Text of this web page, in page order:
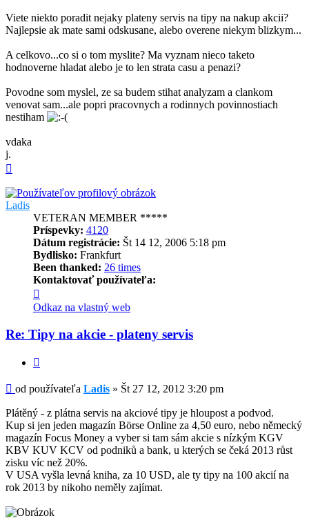
Viete niekto poradit nejaky plateny servis na tipy na nakup akcii?
Najlepsie ak mate sami odskusane, alebo overene niekym blizkym...
A celkovo...co si o tom myslite? Ma vyznam nieco taketo
hodnoverne hladat alebo je to len strata casu a penazi?
Povodne som myslel, ze sa budem stihat analyzam a clankom
venovat sam...ale popri pracovnych a rodinnych povinnostiach
nestiham
vdaka
j.
Ladis
VETERAN MEMBER *****
Príspevky: 4120
Dátum registrácie: Št 14 12, 2006 5:18 pm
Bydlisko: Frankfurt
Been thanked: 26 times
Kontaktovať používateľa:
informácie
používateľa
-
Ladis
Odkaz na vlastný web
Re: Tipy na akcie - plateny servis
Príspevok
od používateľa Ladis » Št 27 12, 2012 3:20 pm
Plátěný - z plátna servis na akciové tipy je hloupost a podvod.
Kup si jen jeden magazín Börse Online za 4,50 euro, nebo německý
magazín Focus Money a vyber si tam sám akcie s nízkým KGV
KBV KUV KCV od podniků a bank, u kterých se čeká 2013 růst
zisku víc než 20%.
V USA vyšla levná kniha, za 10 USD, ale ty tipy na 100 akcií na
rok 2013 by nikoho neměly zajímat.